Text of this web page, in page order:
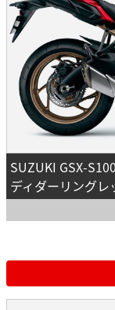
SUZUKI GSX-
ディダーリングレ